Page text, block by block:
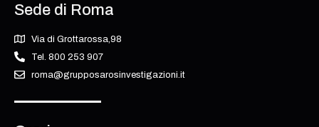
Sede di Roma
Via di Grottarossa,98
Tel. 800 253 907
roma@grupposarosinvestigazioni.it